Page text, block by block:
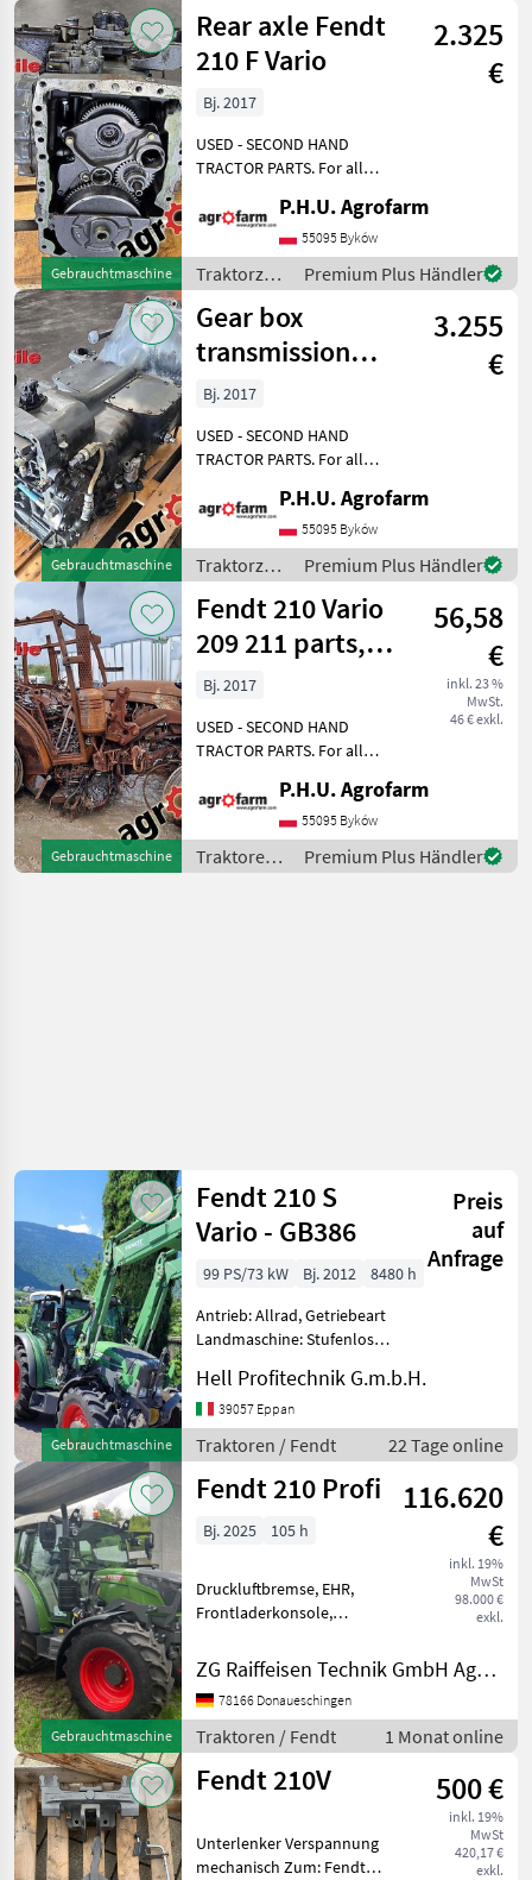
Gebrauchtmaschine
Rear axle Fendt
210 F Vario
2.325
€
Bj. 2017
USED - SECOND HAND
TRACTOR PARTS. For all
message by e-mail either
whatsapp. TRAKTOR -
SCHLEPPER ERSATZTEILE.
Bei weiteren fragen
kontaktieren
P.H.U. Agrofarm
55095 Byków
Traktorzubehör
/ Fendt
Premium Plus Händler
Gebrauchtmaschine
Gear box
transmission
Fendt 210 Vario
3.255
€
Bj. 2017
USED - SECOND HAND
TRACTOR PARTS. For all
message by e-mail either
whatsapp. TRAKTOR -
SCHLEPPER ERSATZTEILE.
Bei weiteren fragen
kontaktieren
P.H.U. Agrofarm
55095 Byków
Traktorzubehör
/ Fendt
Premium Plus Händler
Gebrauchtmaschine
Fendt 210 Vario
209 211 parts,
ersatzteile,
56,58
€
inkl. 23 %
MwSt.
46 € exkl.
Bj. 2017
USED - SECOND HAND
TRACTOR PARTS. For all
message by e-mail either
whatsapp. TRAKTOR -
SCHLEPPER ERSATZTEILE.
Bei weiteren fragen
P.H.U. Agrofarm
55095 Byków
Traktoren /
Fendt
Premium Plus Händler
Gebrauchtmaschine
Fendt 210 S
Vario - GB386
Preis
auf
Anfrage
99 PS/73 kW Bj. 2012
8480 h
Antrieb: Allrad, Getriebeart
Landmaschine: Stufenloses
Zapfwellendrehzahl:
540/1000,
Höchstgeschwindigkeit in
km/h: 40 km/h, Aufladung:
Turbo
Hell Profitechnik G.m.b.H.
39057 Eppan
Traktoren / Fendt 22 Tage online
Gebrauchtmaschine
Fendt 210 Profi
116.620
€
inkl. 19%
MwSt
98.000 €
exkl.
Bj. 2025 105 h
Druckluftbremse, EHR,
Frontladerkonsole,
Vorderachse,
Höchstgeschwindigkeit in
km/h: 40 km/h, Luftsitz,
Fronthydraulik Traktoren
Standard Traktor
ZG Raiffeisen Technik GmbH Agrartechnik Donaueschingen
78166 Donaueschingen
Traktoren / Fendt 1 Monat online
Fendt 210V 500 €
inkl. 19%
MwSt
420,17 €
exkl.
Unterlenker Verspannung
mechanisch Zum: Fendt